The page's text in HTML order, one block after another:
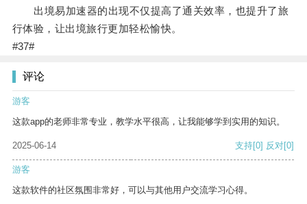
出境易加速器的出现不仅提高了通关效率，也提升了旅
行体验，让出境旅行更加轻松愉快。
#37#
评论
游客
这款app的老师非常专业，教学水平很高，让我能够学到实用的知识。
2025-06-14 支持[0] 反对[0]
游客
这款软件的社区氛围非常好，可以与其他用户交流学习心得。